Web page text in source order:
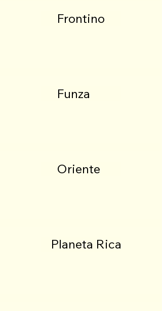
Frontino
Funza
Oriente
Planeta Rica